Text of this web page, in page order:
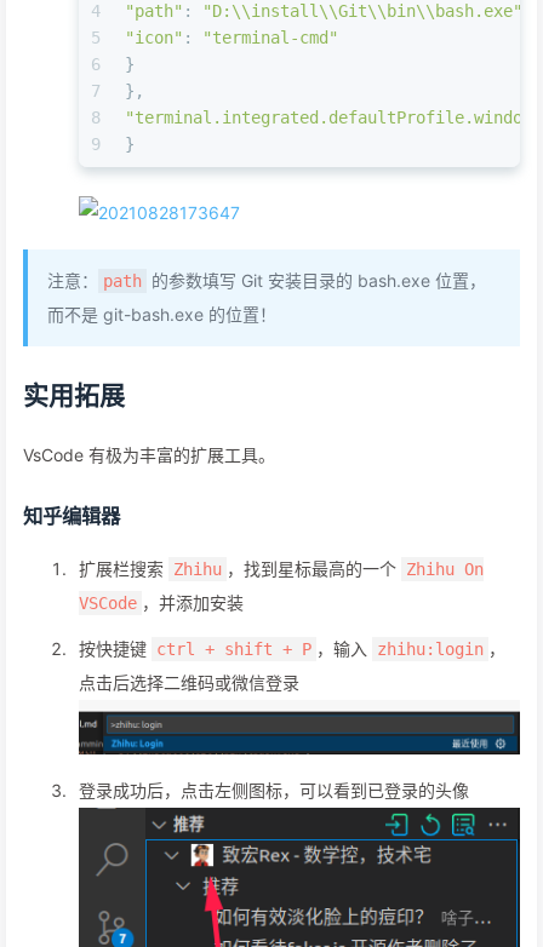
4
5
6
7
8
9
"path" : "D:\\install\\Git\\bin\\bash.exe"
"icon" :
"terminal-cmd"
}
},
}
注意： path 的参数填写 Git 安装目录的 bash.exe 位置，
而不是 git-bash.exe 的位置！
实用拓展
VsCode 有极为丰富的扩展工具。
知乎编辑器
扩展栏搜索 Zhihu ，找到星标最高的一个 Zhihu On
VSCode ，并添加安装
按快捷键 ctrl + shift + P ，输入 zhihu:login ，
点击后选择二维码或微信登录
登录成功后，点击左侧图标，可以看到已登录的头像